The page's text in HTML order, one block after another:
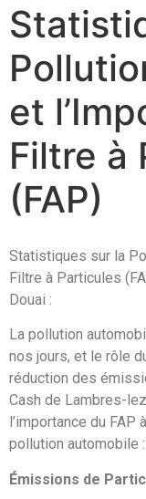
et
Filtre à
(FAP)
Statistiques sur la
Filtre à Particules
Douai :
La pollution
nos jours, et le rôle
réduction des
Cash de Lambres-
l’importance du
pollution automobile :
Émissions de